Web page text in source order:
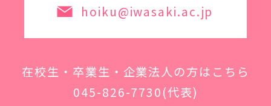
hoiku@iwasaki.ac.jp
在校生・卒業生・企業法人の方はこちら
045-826-7730(代表)